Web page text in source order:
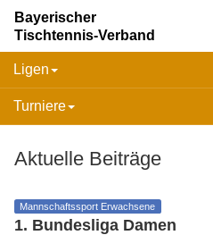
Bayerischer
Tischtennis-Verband
Ligen
Turniere
Aktuelle Beiträge
Mannschaftssport Erwachsene
1. Bundesliga Damen